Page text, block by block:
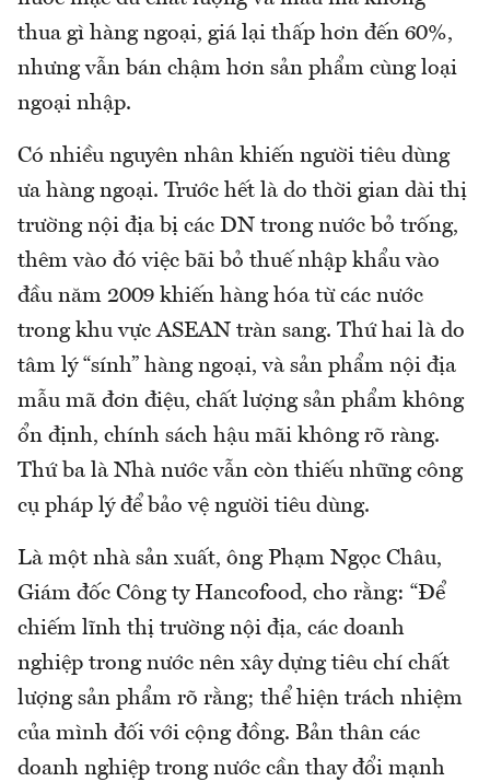
thua gì hàng ngoại, giá lại thấp hơn đến 60%,
nhưng vẫn bán chậm hơn sản phẩm cùng loại
ngoại nhập.
Có nhiều nguyên nhân khiến người tiêu dùng
ưa hàng ngoại. Trước hết là do thời gian dài thị
trường nội địa bị các DN trong nước bỏ trống,
thêm vào đó việc bãi bỏ thuế nhập khẩu vào
đầu năm 2009 khiến hàng hóa từ các nước
trong khu vực ASEAN tràn sang. Thứ hai là do
tâm lý “sính” hàng ngoại, và sản phẩm nội địa
mẫu mã đơn điệu, chất lượng sản phẩm không
ổn định, chính sách hậu mãi không rõ ràng.
Thứ ba là Nhà nước vẫn còn thiếu những công
cụ pháp lý để bảo vệ người tiêu dùng.
Là một nhà sản xuất, ông Phạm Ngọc Châu,
Giám đốc Công ty Hancofood, cho rằng: “Để
chiếm lĩnh thị trường nội địa, các doanh
nghiệp trong nước nên xây dựng tiêu chí chất
lượng sản phẩm rõ rằng; thể hiện trách nhiệm
của mình đối với cộng đồng. Bản thân các
doanh nghiệp trong nước cần thay đổi mạnh